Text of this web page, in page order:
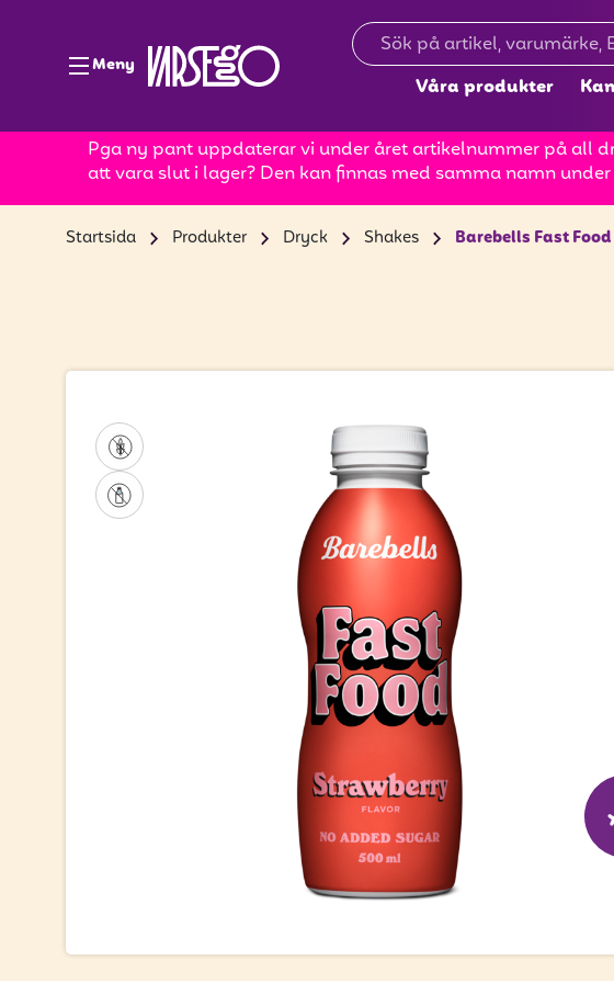
Meny
Våra produkter
Pga ny pant uppdaterar vi under året artikelnummer på all
att vara slut i lager? Den kan finnas med samma namn
Startsida Produkter Dryck Shakes Barebells Fast